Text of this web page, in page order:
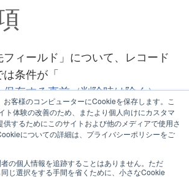
お客様のコンピューターにCookieを保存します。こ
ト体験の改善のため、またより個人向けにカスタマ
供するためにこのサイトおよび他のメディアで使用さ
についての詳細は、プライバシーポリシーをご
の個人情報を追跡することはありません。ただ
じ選択をする手間を省くために、小さなCookie
フィールド」について、レコード
条件が「
保存する直前（削除時は除く）」
れの場合のみ有効です。それ以外
フィールドに値がセットされませ